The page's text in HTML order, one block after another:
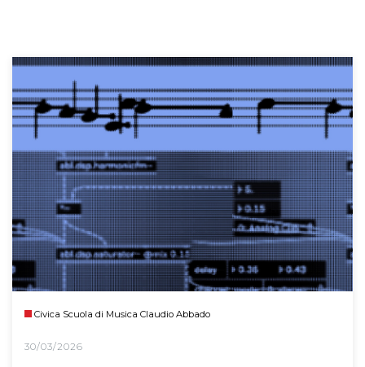
Civica Scuola di Musica Claudio Abbado
30/03/2026